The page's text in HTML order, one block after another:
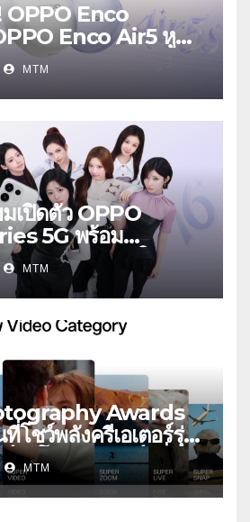
OPPO Enco
Enco Air5 หูฟัง
าสุด มาพร้อมระบบ
เบาสบายเหมือนไม่ได้
MTM
เปิดตัว OPPO
5G พร้อม
ใน
ชวนสัมผัส
ายภาพมุมกว้างพิเศษที่
ขั้น กับ 4 สี 4 เทรนดี้
MTM
Awards
โชว์พลังครีเอเตอร์รุ่น
วิดีโอคอนเทนต์ เพิ่ม
Video” ครั้งแรก
MTM